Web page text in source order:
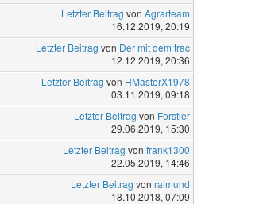
Letzter Beitrag von Agrarteam
16.12.2019, 20:19
Letzter Beitrag von Der mit dem trac
12.12.2019, 20:36
Letzter Beitrag von HMasterX1978
03.11.2019, 09:18
Letzter Beitrag von Forstler
29.06.2019, 15:30
Letzter Beitrag von frank1300
22.05.2019, 14:46
Letzter Beitrag von raimund
18.10.2018, 07:09